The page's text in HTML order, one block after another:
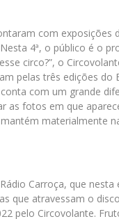
com exposições
4ª, o público é o
circo?”, o
pelas três edições do
com um grande
as fotos em que
materialmente
Carroça, que nesta
que atravessam o
pelo Circovolante.